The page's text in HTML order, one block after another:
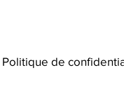
Politique de